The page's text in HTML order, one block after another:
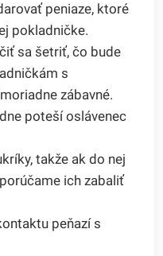
peniaze, ktoré
pokladničke.
sa šetriť, čo bude
s
zábavné.
poteší oslávenec
takže ak do nej
ich zabaliť
peňazí s